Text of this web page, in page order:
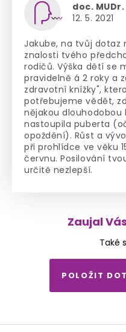
doc.
12. 5. 2021
Jakube, na tvůj dotaz
znalosti tvého
rodičů. Výška dětí se
pravidelně á 2 roky a
zdravotní knížky",
potřebujeme vědět,
nějakou dlouhodobou
nastoupila puberta
opoždění). Růst a
při prohlídce ve věku
červnu. Posilování
určitě nezlepší.
Zaujal
Také
POLOŽIT